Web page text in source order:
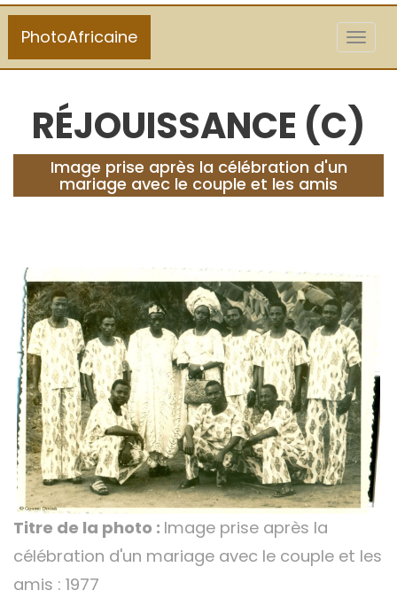
PhotoAfricaine
RÉJOUISSANCE (C)
Image prise après la célébration d'un
mariage avec le couple et les amis
Titre de la photo : Image prise après la
célébration d'un mariage avec le couple et les
amis : 1977